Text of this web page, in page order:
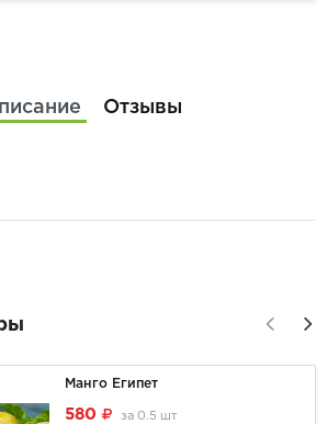
Отзывы
Манго Египет
580 за 0.5 шт